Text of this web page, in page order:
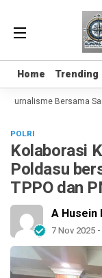
Home Trending
Home Trending
Bersama
POLRI
Kolaborasi
Poldasu
TPPO dan
A Husein
7 Nov 2025